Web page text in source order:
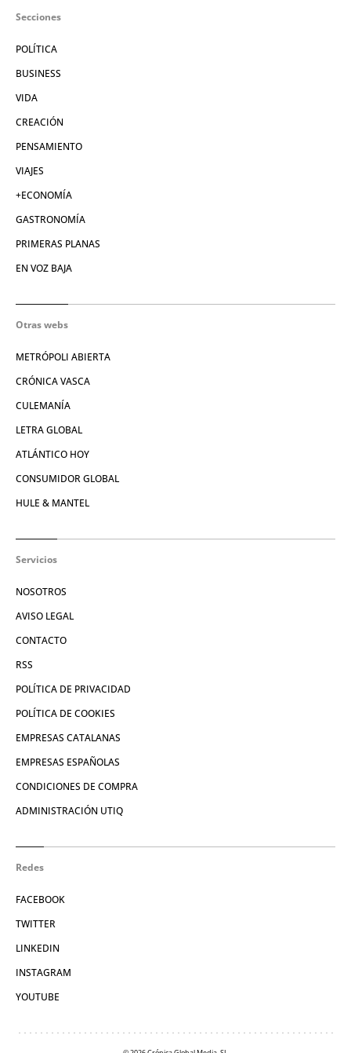
Secciones
POLÍTICA
BUSINESS
VIDA
CREACIÓN
PENSAMIENTO
VIAJES
+ECONOMÍA
GASTRONOMÍA
PRIMERAS PLANAS
EN VOZ BAJA
Otras webs
METRÓPOLI ABIERTA
CRÓNICA VASCA
CULEMANÍA
LETRA GLOBAL
ATLÁNTICO HOY
CONSUMIDOR GLOBAL
HULE & MANTEL
Servicios
NOSOTROS
AVISO LEGAL
CONTACTO
RSS
POLÍTICA DE PRIVACIDAD
POLÍTICA DE COOKIES
EMPRESAS CATALANAS
EMPRESAS ESPAÑOLAS
CONDICIONES DE COMPRA
ADMINISTRACIÓN UTIQ
Redes
FACEBOOK
TWITTER
LINKEDIN
INSTAGRAM
YOUTUBE